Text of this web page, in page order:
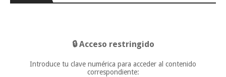
🔒 Acceso restringido
Introduce tu clave numérica para acceder al contenido
correspondiente: